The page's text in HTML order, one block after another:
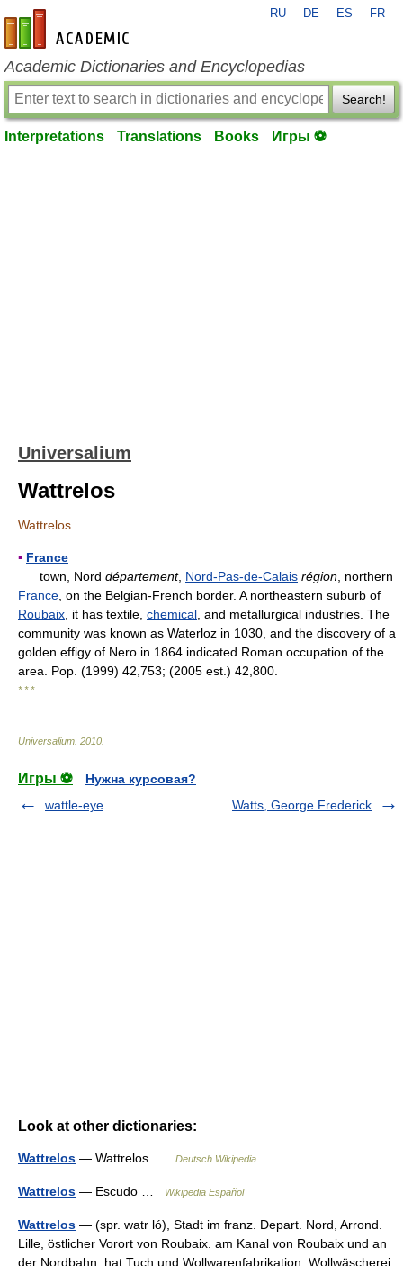
en-academic.com
RU DE ES FR
Academic Dictionaries and Encyclopedias
Search!
Interpretations Translations Books Игры ⚽
Universalium
Wattrelos
Wattrelos
▪ France
town, Nord département, Nord-Pas-de-Calais région , northern
France , on the Belgian-French border. A northeastern suburb of
Roubaix , it has textile, chemical , and metallurgical industries. The
community was known as Waterloz in 1030, and the discovery of a
golden effigy of Nero in 1864 indicated Roman occupation of the
area. Pop. (1999) 42,753; (2005 est.) 42,800.
* * *
Universalium 2010
Игры ⚽
Нужна курсовая?
wattle-eye
Watts, George Frederick
Look at other dictionaries:
Wattrelos — Wattrelos … Deutsch Wikipedia
Wattrelos — Escudo … Wikipedia Español
Wattrelos — (spr. watr ló), Stadt im franz. Depart. Nord, Arrond.
Lille, östlicher Vorort von Roubaix. am Kanal von Roubaix und an
der Nordbahn, hat Tuch und Wollwarenfabrikation, Wollwäscherei,